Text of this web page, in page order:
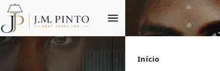
Abrir menu
Início